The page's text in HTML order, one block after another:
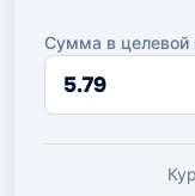
Сумма в целевой
Сумма
целевой
валюте